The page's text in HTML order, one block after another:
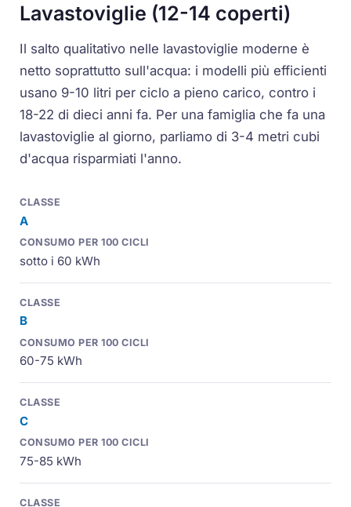
Lavastoviglie (12-14 coperti)
Il salto qualitativo nelle lavastoviglie moderne è
netto soprattutto sull'acqua: i modelli più efficienti
usano 9-10 litri per ciclo a pieno carico, contro i
18-22 di dieci anni fa. Per una famiglia che fa una
lavastoviglie al giorno, parliamo di 3-4 metri cubi
d'acqua risparmiati l'anno.
A
sotto i 60 kWh
B
60-75 kWh
C
75-85 kWh